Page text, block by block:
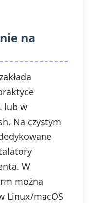
na
lub w
Na czystym
W
można
Linux/macOS